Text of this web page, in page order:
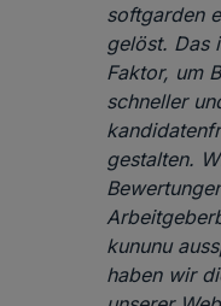
softgarden
gelöst. Das
Faktor, um
schneller
gestalten.
kununu
haben wir